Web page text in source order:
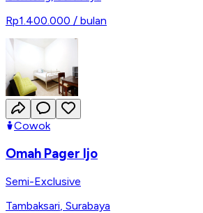
Rp1.400.000 / bulan
Cowok
Omah Pager Ijo
Semi-Exclusive
Tambaksari Surabaya